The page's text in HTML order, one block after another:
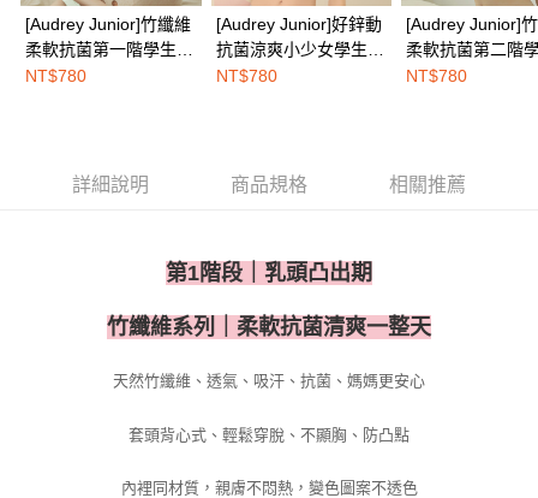
４．使用「AFTEE先享後付」時，將依據個別帳號之用戶狀況，依本公司即
時審查核予不同之上限額度；若仍有額度不足之情形，本公司將視審查結果
請求用戶進行身份認證。
５．嚴禁一人註冊多個帳號或使用他人資訊註冊。若發現惡意使用之情形，
[Audrey Junior]竹纖維
柔軟抗菌第一階學生型
背心-嫩芽綠
NT$780
[Audrey Junior]好鋅動
抗菌涼爽小少女學生型
寬版背心-輕柔紫
NT$780
[Audrey Junior]
柔軟抗菌第二階
背心式內衣-淺蜜
NT$780
詳細說明 商品規格 相關推薦
第1階段｜乳頭凸出期
竹纖維系列｜柔軟抗菌清爽一整天
天然竹纖維、透氣、吸汗、抗菌、媽媽更安心
套頭背心式、輕鬆穿脫、不顯胸、防凸點
內裡同材質，親膚不悶熱，變色圖案不透色